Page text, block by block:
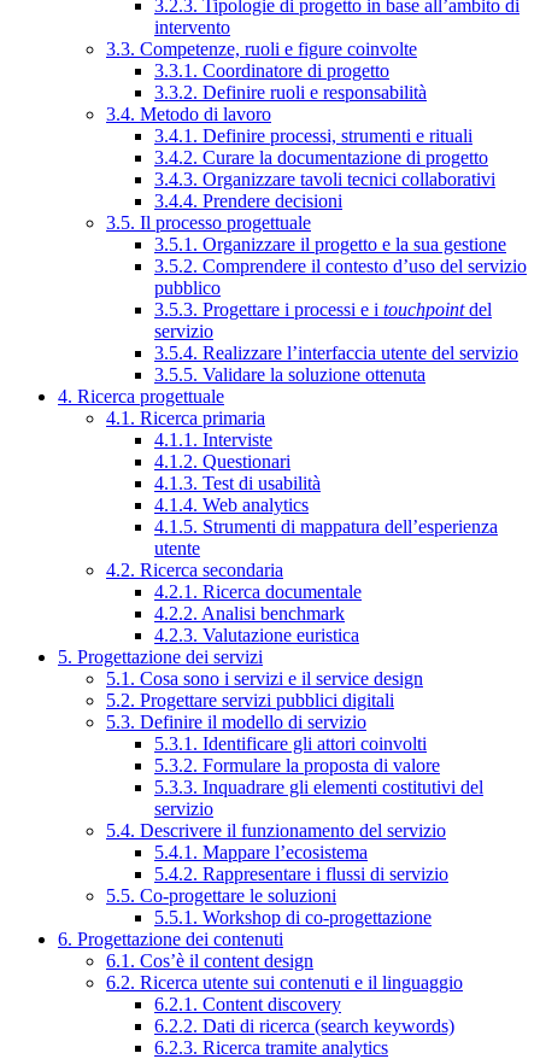
3.2.3. Tipologie di progetto in base all’ambito di
intervento
3.3. Competenze, ruoli e figure coinvolte
3.3.1. Coordinatore di progetto
3.3.2. Definire ruoli e responsabilità
3.4. Metodo di lavoro
3.4.1. Definire processi, strumenti e rituali
3.4.2. Curare la documentazione di progetto
3.4.3. Organizzare tavoli tecnici collaborativi
3.4.4. Prendere decisioni
3.5. Il processo progettuale
3.5.1. Organizzare il progetto e la sua gestione
3.5.2. Comprendere il contesto d’uso del servizio
pubblico
3.5.3. Progettare i processi e i touchpointdel
servizio
3.5.4. Realizzare l’interfaccia utente del servizio
3.5.5. Validare la soluzione ottenuta
4. Ricerca progettuale
4.1. Ricerca primaria
4.1.1. Interviste
4.1.2. Questionari
4.1.3. Test di usabilità
4.1.4. Web analytics
4.1.5. Strumenti di mappatura dell’esperienza
utente
4.2. Ricerca secondaria
4.2.1. Ricerca documentale
4.2.2. Analisi benchmark
4.2.3. Valutazione euristica
5. Progettazione dei servizi
5.1. Cosa sono i servizi e il service design
5.2. Progettare servizi pubblici digitali
5.3. Definire il modello di servizio
5.3.1. Identificare gli attori coinvolti
5.3.2. Formulare la proposta di valore
5.3.3. Inquadrare gli elementi costitutivi del
servizio
5.4. Descrivere il funzionamento del servizio
5.4.1. Mappare l’ecosistema
5.4.2. Rappresentare i flussi di servizio
5.5. Co-progettare le soluzioni
5.5.1. Workshop di co-progettazione
6. Progettazione dei contenuti
6.1. Cos’è il content design
6.2. Ricerca utente sui contenuti e il linguaggio
6.2.1. Content discovery
6.2.2. Dati di ricerca (search keywords)
6.2.3. Ricerca tramite analytics